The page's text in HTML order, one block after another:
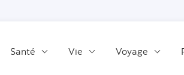
Santé Vie Voyage